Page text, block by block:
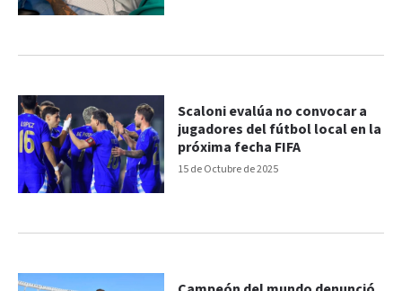
15 de Octubre de 2025
Scaloni evalúa no convocar a
jugadores del fútbol local en la
próxima fecha FIFA